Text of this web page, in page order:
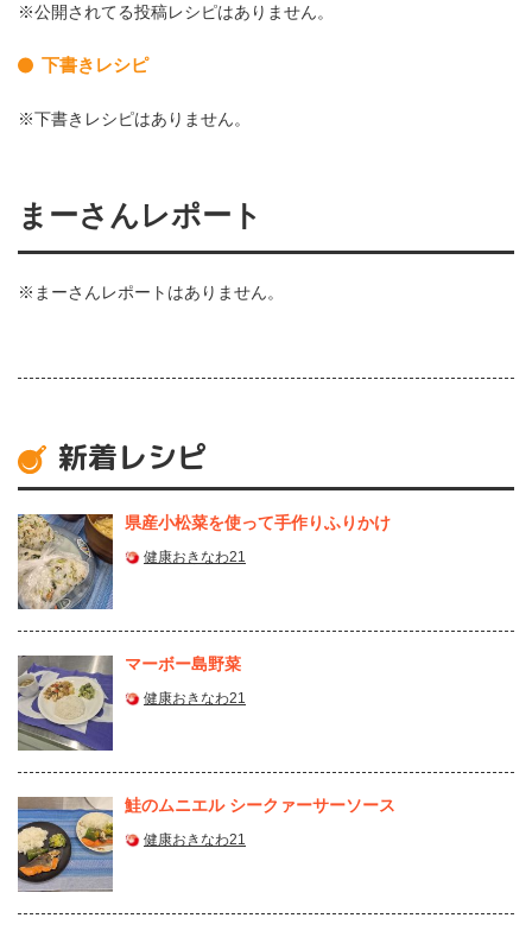
※公開されてる投稿レシピはありません。
下書きレシピ
※下書きレシピはありません。
まーさんレポート
※まーさんレポートはありません。
新着レシピ
県産⼩松菜を使って⼿作りふりかけ
健康おきなわ21
マーボー島野菜
健康おきなわ21
鮭のムニエル シークァーサーソース
健康おきなわ21